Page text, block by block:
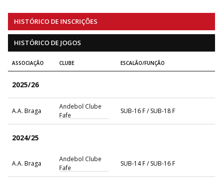
HISTÓRICO DE INSCRIÇÕES
HISTÓRICO DE JOGOS
ASSOCIAÇÃO CLUBE ESCALÃO/FUNÇÃO
2025/26
A.A. Braga
Andebol Clube
Fafe
SUB-16 F / SUB-18 F
2024/25
A.A. Braga
Andebol Clube
Fafe
SUB-14 F / SUB-16 F